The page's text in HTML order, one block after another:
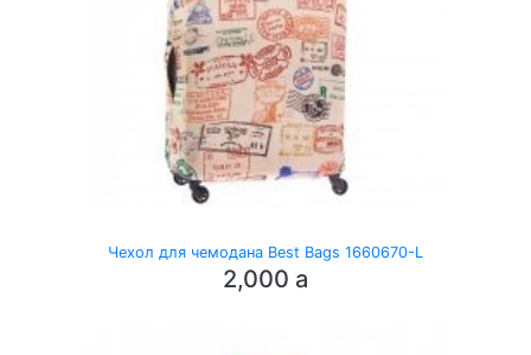
Чехол для чемодана Best Bags 1660670-L
2,000 a